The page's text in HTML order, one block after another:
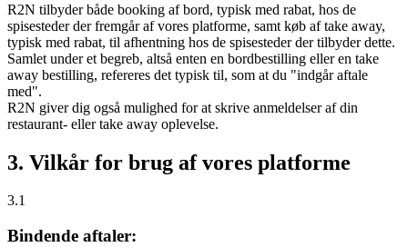
R2N tilbyder både booking af bord, typisk med rabat, hos de
spisesteder der fremgår af vores platforme, samt køb af take away,
typisk med rabat, til afhentning hos de spisesteder der tilbyder dette.
Samlet under et begreb, altså enten en bordbestilling eller en take
away bestilling, refereres det typisk til, som at du "indgår aftale
med".
R2N giver dig også mulighed for at skrive anmeldelser af din
restaurant- eller take away oplevelse.
3. Vilkår for brug af vores platforme
3.1
Bindende aftaler: